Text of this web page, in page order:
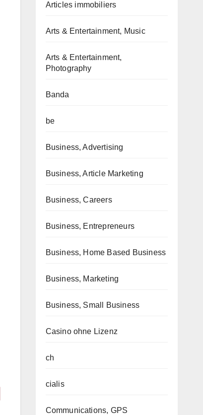
Articles immobiliers
Arts & Entertainment, Music
Arts & Entertainment,
Photography
Banda
be
Business, Advertising
Business, Article Marketing
Business, Careers
Business, Entrepreneurs
Business, Home Based Business
Business, Marketing
Business, Small Business
Casino ohne Lizenz
ch
cialis
Communications, GPS